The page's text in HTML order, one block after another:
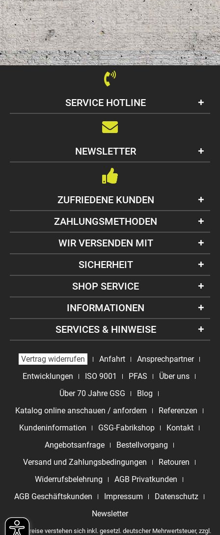
SERVICE HOTLINE
SHOP SERVICE
INFORMATIONEN
SERVICES & HINWEISE
NEWSLETTER
ZUFRIEDENE KUNDEN
ZAHLUNGSMETHODEN
WIR VERSENDEN MIT
SICHERHEIT
Vertrag widerrufen Anfahrt
Ansprechpartner
Entwicklungen
ISO 9001 PFAS
Über uns
Über 70 Jahre GSG
Blog
Katalog online anschauen / anfordern
Referenzen
Kundeninformation
GSG-Fabrikshop
Kontakt
Angebotsanfrage
Bestellvorgang
Versand und Zahlungsbedingungen
Retouren
Widerrufsbelehrung
AGB Privatkunden
AGB Geschäftskunden
Impressum
Datenschutz
Newsletter
* Alle Preise verstehen sich inkl. gesetzl. deutscher Mehrwertsteuer, zzgl.